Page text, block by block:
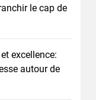
le cap de
excellence:
autour de